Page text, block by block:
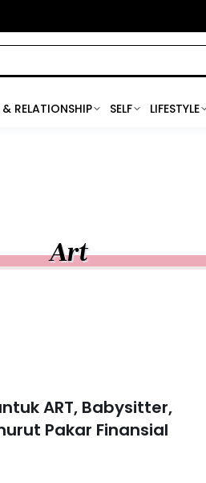
& RELATIONSHIP SELF LIFESTYLE
Art
ART, Babysitter,
Pakar Finansial